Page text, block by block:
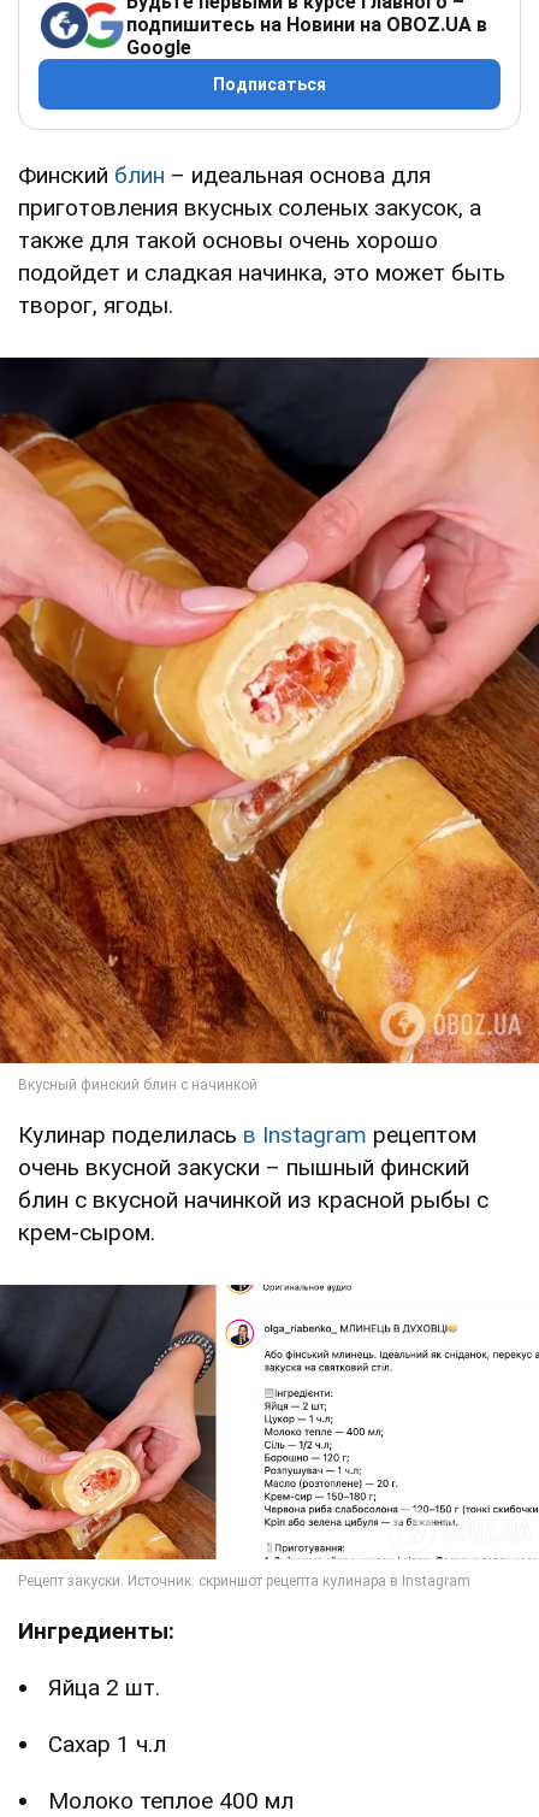
подпишитесь на Новини на OBOZ.UA в
Google
Подписаться
Финский блин – идеальная основа для
приготовления вкусных соленых закусок, а
также для такой основы очень хорошо
подойдет и сладкая начинка, это может быть
творог, ягоды.
Кулинар поделилась в Instagram рецептом
очень вкусной закуски – пышный финский
блин с вкусной начинкой из красной рыбы с
крем-сыром.
Ингредиенты:
Яйца 2 шт.
Сахар 1 ч.л
Молоко теплое 400 мл